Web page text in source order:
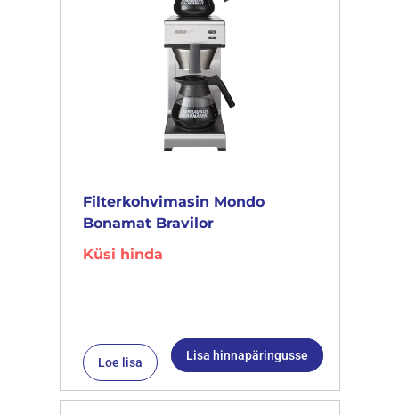
Filterkohvimasin Mondo
Bonamat Bravilor
Küsi hinda
Loe lisa Lisa hinnapäringusse